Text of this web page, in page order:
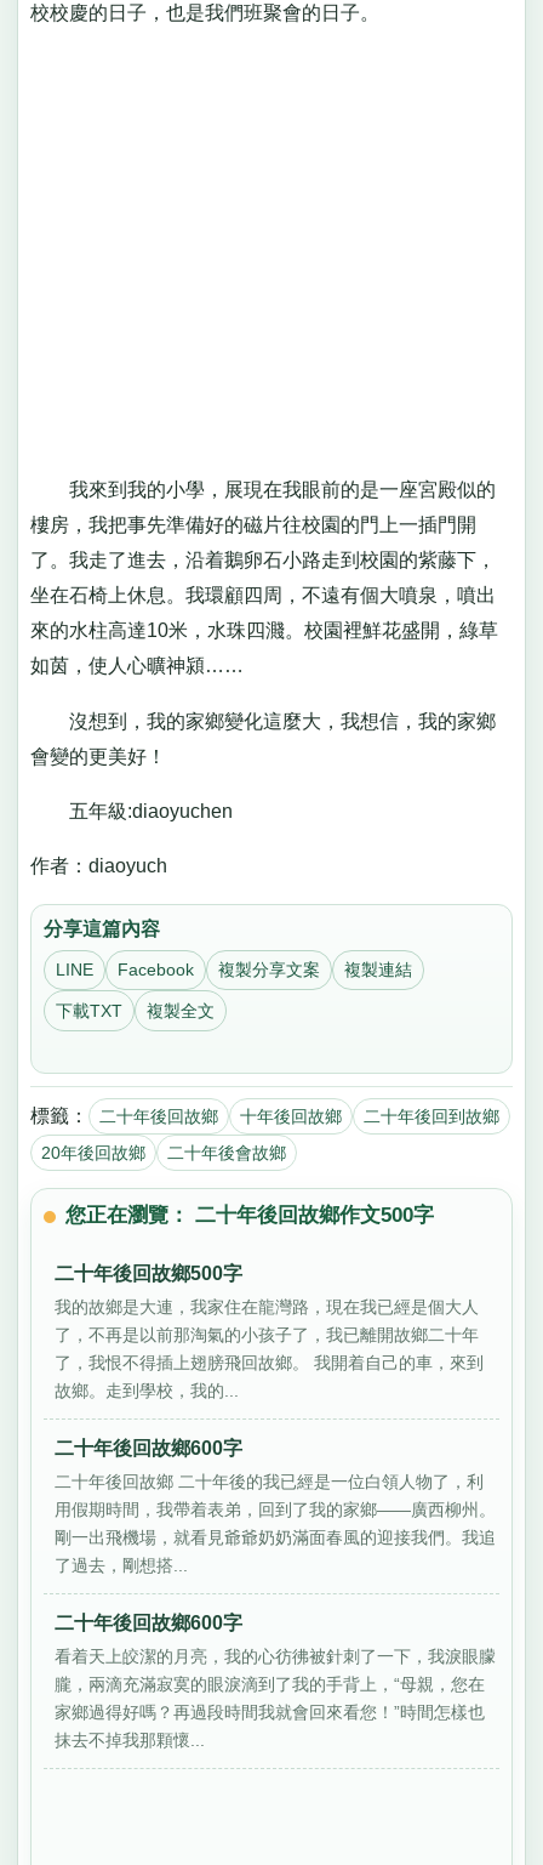
校校慶的日子，也是我們班聚會的日子。
我來到我的小學，展現在我眼前的是一座宮殿似的
樓房，我把事先準備好的磁片往校園的門上一插門開
了。我走了進去，沿着鵝卵石小路走到校園的紫藤下，
坐在石椅上休息。我環顧四周，不遠有個大噴泉，噴出
來的水柱高達10米，水珠四濺。校園裡鮮花盛開，綠草
如茵，使人心曠神潁……
沒想到，我的家鄉變化這麼大，我想信，我的家鄉
會變的更美好！
五年級:diaoyuchen
作者：diaoyuch
分享這篇內容
LINE Facebook 複製分享文案 複製連結
下載TXT 複製全文
標籤： 二十年後回故鄉 十年後回故鄉
二十年後回到故鄉
20年後回故鄉
二十年後會故鄉
您正在瀏覽： 二十年後回故鄉作文500字
二十年後回故鄉500字
我的故鄉是大連，我家住在龍灣路，現在我已經是個大人
了，不再是以前那淘氣的小孩子了，我已離開故鄉二十年
了，我恨不得插上翅膀飛回故鄉。 我開着自己的車，來到
故鄉。走到學校，我的...
二十年後回故鄉600字
二十年後回故鄉 二十年後的我已經是一位白領人物了，利
用假期時間，我帶着表弟，回到了我的家鄉——廣西柳州。
剛一出飛機場，就看見爺爺奶奶滿面春風的迎接我們。我追
了過去，剛想搭...
二十年後回故鄉600字
看着天上皎潔的月亮，我的心彷彿被針刺了一下，我淚眼朦
朧，兩滴充滿寂寞的眼淚滴到了我的手背上，“母親，您在
家鄉過得好嗎？再過段時間我就會回來看您！”時間怎樣也
抹去不掉我那顆懷...